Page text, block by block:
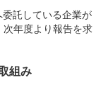
託している企業が
年度より報告を求
組み